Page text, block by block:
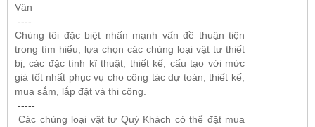
Vân
----
Chúng tôi đặc biệt nhấn mạnh vấn đề thuận tiện
trong tìm hiểu, lựa chọn các chủng loại vật tư thiết
bị, các đặc tính kĩ thuật, thiết kế, cấu tạo với mức
giá tốt nhất phục vụ cho công tác dự toán, thiết kế,
mua sắm, lắp đặt và thi công.
-----
Các chủng loại vật tư Quý Khách có thể đặt mua